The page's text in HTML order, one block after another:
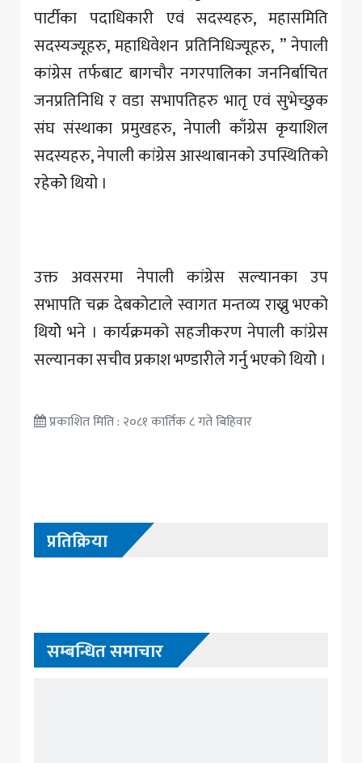
पार्टीका पदाधिकारी एवं सदस्यहरु, महासमिति
सदस्यज्यूहरु, महाधिवेशन प्रतिनिधिज्यूहरु, ” नेपाली
कांग्रेस तर्फबाट बागचौर नगरपालिका जननिर्बाचित
जनप्रतिनिधि र वडा सभापतिहरु भातृ एवं सुभेच्छुक
संघ संस्थाका प्रमुखहरु, नेपाली काँग्रेस कृयाशिल
सदस्यहरु, नेपाली कांग्रेस आस्थाबानको उपस्थितिको
रहेकोे थियो ।
उक्त अवसरमा नेपाली कांग्रेस सल्यानका उप
सभापति चक्र देबकोटाले स्वागत मन्तव्य राख्नु भएको
थियोे भने । कार्यक्रमको सहजीकरण नेपाली कांग्रेस
सल्यानका सचीव प्रकाश भण्डारीले गर्नु भएको थियोे ।
प्रकाशित मिति : २०८१ कार्तिक ८ गते बिहिवार
प्रतिक्रिया
सम्बन्धित समाचार